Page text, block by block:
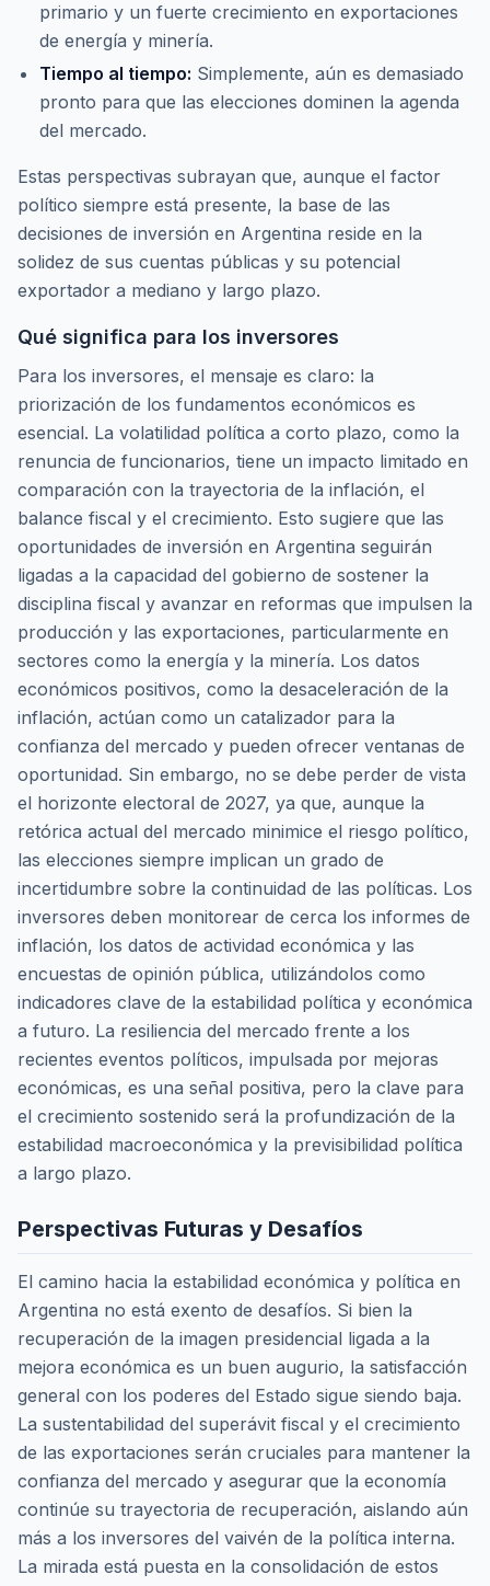
primario y un fuerte crecimiento en exportaciones
de energía y minería.
Tiempo al tiempo: Simplemente, aún es demasiado
pronto para que las elecciones dominen la agenda
del mercado.
Estas perspectivas subrayan que, aunque el factor
político siempre está presente, la base de las
decisiones de inversión en Argentina reside en la
solidez de sus cuentas públicas y su potencial
exportador a mediano y largo plazo.
Qué significa para los inversores
Para los inversores, el mensaje es claro: la
priorización de los fundamentos económicos es
esencial. La volatilidad política a corto plazo, como la
renuncia de funcionarios, tiene un impacto limitado en
comparación con la trayectoria de la inflación, el
balance fiscal y el crecimiento. Esto sugiere que las
oportunidades de inversión en Argentina seguirán
ligadas a la capacidad del gobierno de sostener la
disciplina fiscal y avanzar en reformas que impulsen la
producción y las exportaciones, particularmente en
sectores como la energía y la minería. Los datos
económicos positivos, como la desaceleración de la
inflación, actúan como un catalizador para la
confianza del mercado y pueden ofrecer ventanas de
oportunidad. Sin embargo, no se debe perder de vista
el horizonte electoral de 2027, ya que, aunque la
retórica actual del mercado minimice el riesgo político,
las elecciones siempre implican un grado de
incertidumbre sobre la continuidad de las políticas. Los
inversores deben monitorear de cerca los informes de
inflación, los datos de actividad económica y las
encuestas de opinión pública, utilizándolos como
indicadores clave de la estabilidad política y económica
a futuro. La resiliencia del mercado frente a los
recientes eventos políticos, impulsada por mejoras
económicas, es una señal positiva, pero la clave para
el crecimiento sostenido será la profundización de la
estabilidad macroeconómica y la previsibilidad política
a largo plazo.
Perspectivas Futuras y Desafíos
El camino hacia la estabilidad económica y política en
Argentina no está exento de desafíos. Si bien la
recuperación de la imagen presidencial ligada a la
mejora económica es un buen augurio, la satisfacción
general con los poderes del Estado sigue siendo baja.
La sustentabilidad del superávit fiscal y el crecimiento
de las exportaciones serán cruciales para mantener la
confianza del mercado y asegurar que la economía
continúe su trayectoria de recuperación, aislando aún
más a los inversores del vaivén de la política interna.
La mirada está puesta en la consolidación de estos